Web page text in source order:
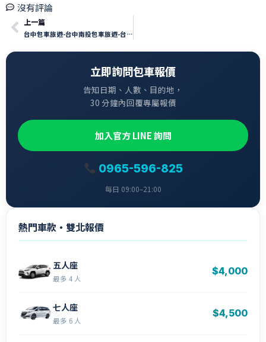
沒有評論
上一篇
台中包車旅遊-台中南投包車旅遊-台中南投日月潭包車-南投日月潭
立即詢問包車報價
告知日期、人數、目的地，
30 分鐘內回覆專屬報價
加入官方 LINE 詢問
0965-596-825
每日 09:00–21:00
熱門車款・雙北報價
五人座
最多 4 人
$4,000
七人座
最多 6 人
$4,500